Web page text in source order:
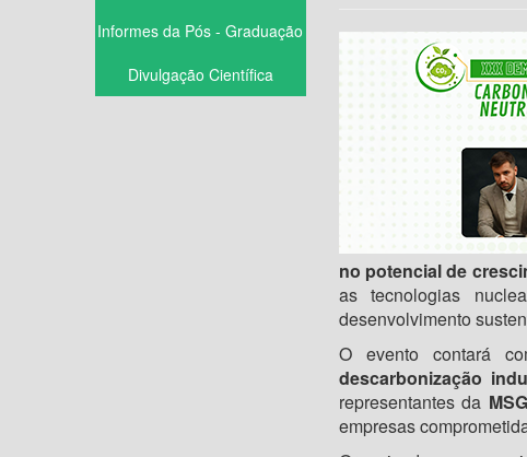
Informes da Pós - Graduação
Divulgação Científica
no potencial de
as tecnologias
desenvolvimento
O evento contará
descarbonização
representantes da
empresas